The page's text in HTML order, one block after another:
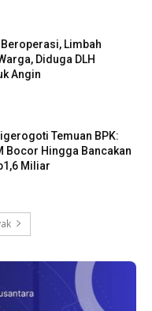
Limbah
Diduga DLH
Angin
Temuan BPK:
Bocor Hingga Bancakan
Miliar